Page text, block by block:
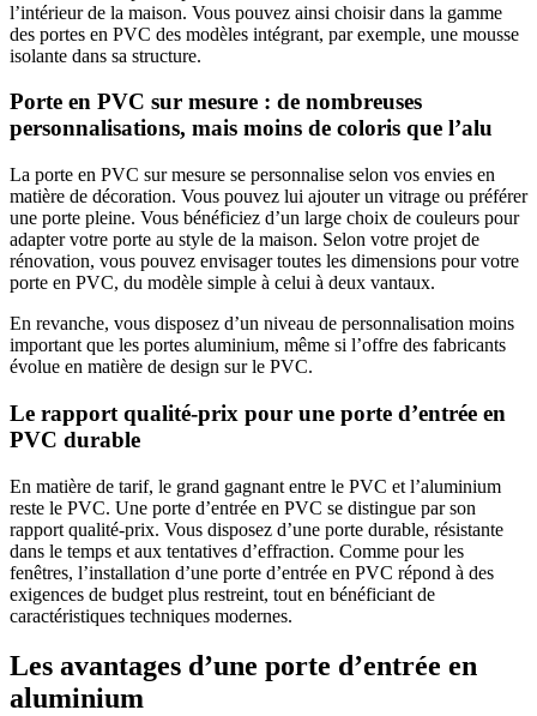
l’intérieur de la maison. Vous pouvez ainsi choisir dans la gamme
des portes en PVC des modèles intégrant, par exemple, une mousse
isolante dans sa structure.
Porte en PVC sur mesure : de nombreuses
personnalisations, mais moins de coloris que l’alu
La porte en PVC sur mesure se personnalise selon vos envies en
matière de décoration. Vous pouvez lui ajouter un vitrage ou préférer
une porte pleine. Vous bénéficiez d’un large choix de couleurs pour
adapter votre porte au style de la maison. Selon votre projet de
rénovation, vous pouvez envisager toutes les dimensions pour votre
porte en PVC, du modèle simple à celui à deux vantaux.
En revanche, vous disposez d’un niveau de personnalisation moins
important que les portes aluminium, même si l’offre des fabricants
évolue en matière de design sur le PVC.
Le rapport qualité-prix pour une porte d’entrée en
PVC durable
En matière de tarif, le grand gagnant entre le PVC et l’aluminium
reste le PVC. Une porte d’entrée en PVC se distingue par son
rapport qualité-prix. Vous disposez d’une porte durable, résistante
dans le temps et aux tentatives d’effraction. Comme pour les
fenêtres, l’installation d’une porte d’entrée en PVC répond à des
exigences de budget plus restreint, tout en bénéficiant de
caractéristiques techniques modernes.
Les avantages d’une porte d’entrée en
aluminium